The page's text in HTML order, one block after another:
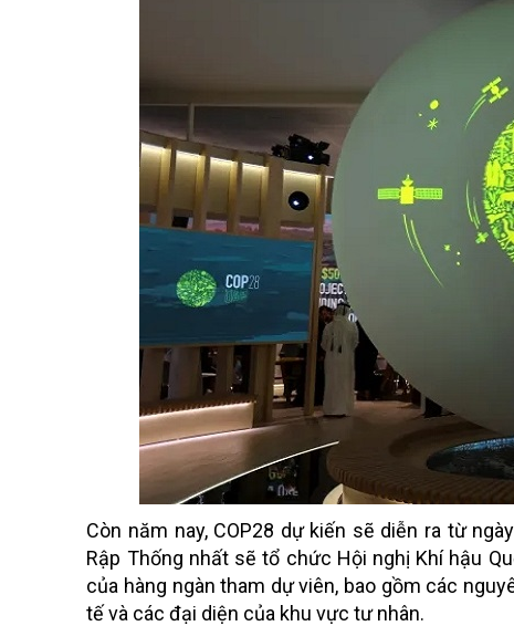
Còn năm nay, COP28 dự kiến sẽ diễn ra từ
Rập Thống nhất sẽ tổ chức Hội nghị Khí hậu
của hàng ngàn tham dự viên, bao gồm các
tế và các đại diện của khu vực tư nhân.